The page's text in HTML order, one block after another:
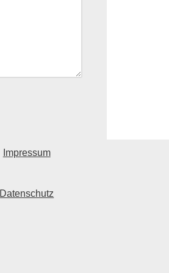
Impressum
Datenschutz